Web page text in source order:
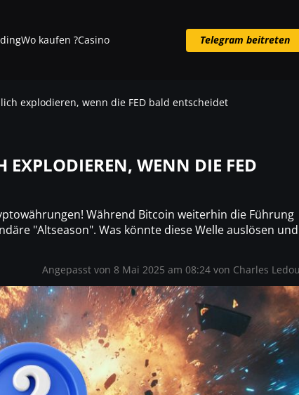
Wo kaufen ?Casino Telegram beitreten
explodieren, wenn die FED bald entscheidet
WENN DIE FED
Während Bitcoin weiterhin die Führung
"Altseason". Was könnte diese Welle auslösen und
Angepasst von 8 Mai 2025 am 08:24 von Charles